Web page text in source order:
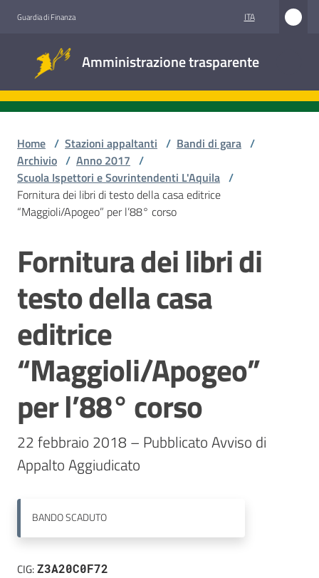
Guardia di Finanza ITA
Amministrazione trasparente
trasparente
Accesso
civico
appaltanti
Home / Stazioni appaltanti / Bandi di gara /
Archivio / Anno 2017 /
Scuola Ispettori e Sovrintendenti L'Aquila /
Fornitura dei libri di testo della casa editrice
“Maggioli/Apogeo” per l’88° corso
Salta al contenuto
Fornitura dei libri di
testo della casa
editrice
“Maggioli/Apogeo”
per l’88° corso
22 febbraio 2018 – Pubblicato Avviso di
BANDOSCADUTO
CIG:Z3A20C0F72